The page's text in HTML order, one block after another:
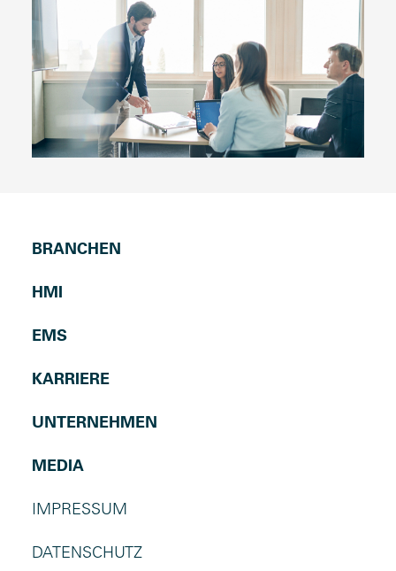
BRANCHEN
HMI
EMS
KARRIERE
UNTERNEHMEN
MEDIA
IMPRESSUM
DATENSCHUTZ